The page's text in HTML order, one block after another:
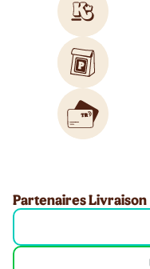
Partenaires Livraison